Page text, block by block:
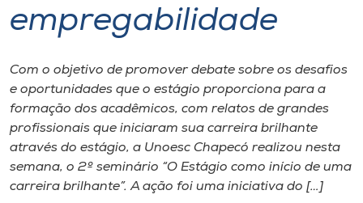
Portal de Ensino
A
Unoesc
Internacionalização
I.nova
empregabilidade
Com o objetivo de promover debate sobre os desafios
e oportunidades que o estágio proporciona para a
formação dos acadêmicos, com relatos de grandes
profissionais que iniciaram sua carreira brilhante
através do estágio, a Unoesc Chapecó realizou nesta
semana, o 2º seminário “O Estágio como início de uma
carreira brilhante”. A ação foi uma iniciativa do […]